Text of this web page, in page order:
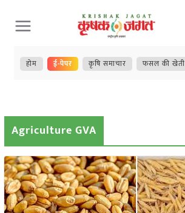
Skip
to
content
होम ई-पेपर कृषि समाचार फसल की खेती
Agriculture GVA